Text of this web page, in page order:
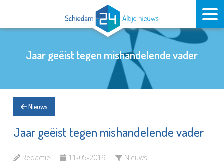
Jaar geëist tegen mishandelende vader
Nieuws
Jaar geëist tegen mishandelende vader
Redactie 11-05-2019 Nieuws